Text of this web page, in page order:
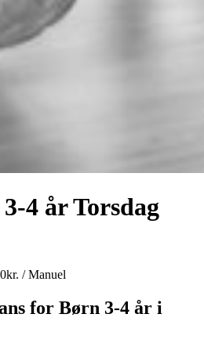
4 år Torsdag
kr. / Manuel
/
Måned
for Børn 3-4 år i